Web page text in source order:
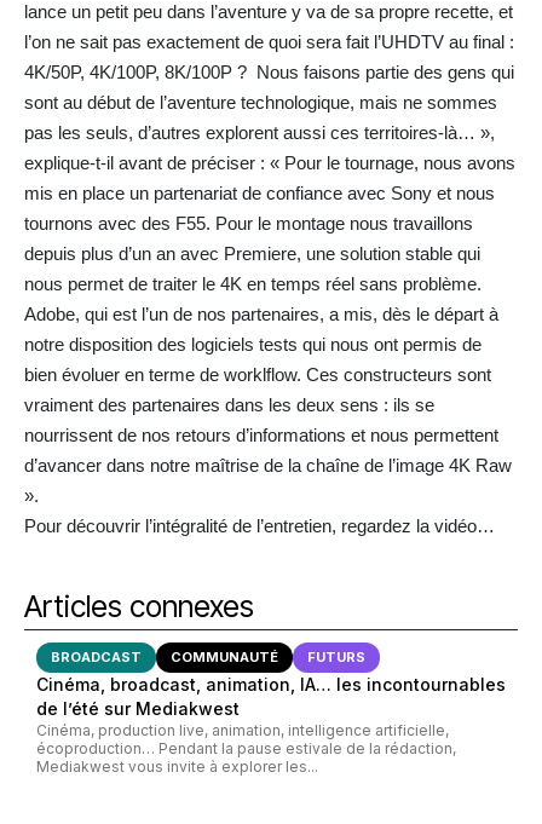
lance un petit peu dans l’aventure y va de sa propre recette, et
l’on ne sait pas exactement de quoi sera fait l’UHDTV au final :
4K/50P, 4K/100P, 8K/100P ? Nous faisons partie des gens qui
sont au début de l’aventure technologique, mais ne sommes
pas les seuls, d’autres explorent aussi ces territoires-là… »,
explique-t-il avant de préciser : « Pour le tournage, nous avons
mis en place un partenariat de confiance avec Sony et nous
tournons avec des F55. Pour le montage nous travaillons
depuis plus d’un an avec Premiere, une solution stable qui
nous permet de traiter le 4K en temps réel sans problème.
Adobe, qui est l’un de nos partenaires, a mis, dès le départ à
notre disposition des logiciels tests qui nous ont permis de
bien évoluer en terme de worklflow. Ces constructeurs sont
vraiment des partenaires dans les deux sens : ils se
nourrissent de nos retours d’informations et nous permettent
d’avancer dans notre maîtrise de la chaîne de l’image 4K Raw
».
Pour découvrir l’intégralité de l’entretien, regardez la vidéo…
Articles connexes
BROADCAST COMMUNAUTÉ FUTURS
Cinéma, broadcast, animation, IA… les incontournables
de l’été sur Mediakwest
Cinéma, production live, animation, intelligence artificielle,
écoproduction… Pendant la pause estivale de la rédaction,
Mediakwest vous invite à explorer les...